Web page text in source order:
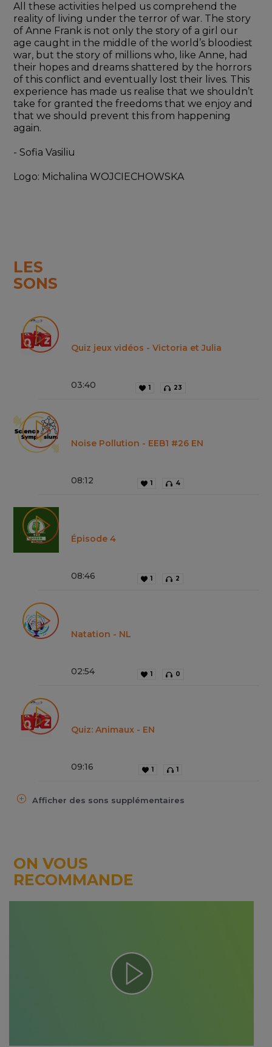
All these activities helped us comprehend the
reality of living under the terror of war. The story
of Anne Frank is not only the story of a girl our
age caught in the middle of the world’s bloodiest
war, but the story of millions who, like Anne, had
their hopes and dreams shattered by the horrors
of this conflict and eventually lost their lives. This
experience has made us realise that we shouldn’t
take for granted the freedoms that we enjoy and
that we should prevent this from happening
again.
- Sofia Vasiliu
Logo: Michalina WOJCIECHOWSKA
LES
SONS
Quiz jeux vidéos - Victoria et Julia
03:40 1 23
Noise Pollution - EEB1 #26 EN
08:12 1 4
Épisode 4
08:46 1 2
Natation - NL
02:54 1 0
Quiz: Animaux - EN
09:16 1 1
Afficher des sons supplémentaires
ON VOUS
RECOMMANDE